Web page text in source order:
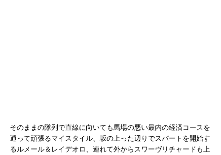
そのままの隊列で直線に向いても馬場の悪い最内の経済コースを
通って頑張るマイスタイル、坂の上った辺りでスパートを開始す
るルメール＆レイデオロ、連れて外からスワーヴリチャードも上